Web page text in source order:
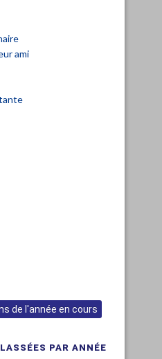
ami
de l'année en cours
PAR ANNÉE